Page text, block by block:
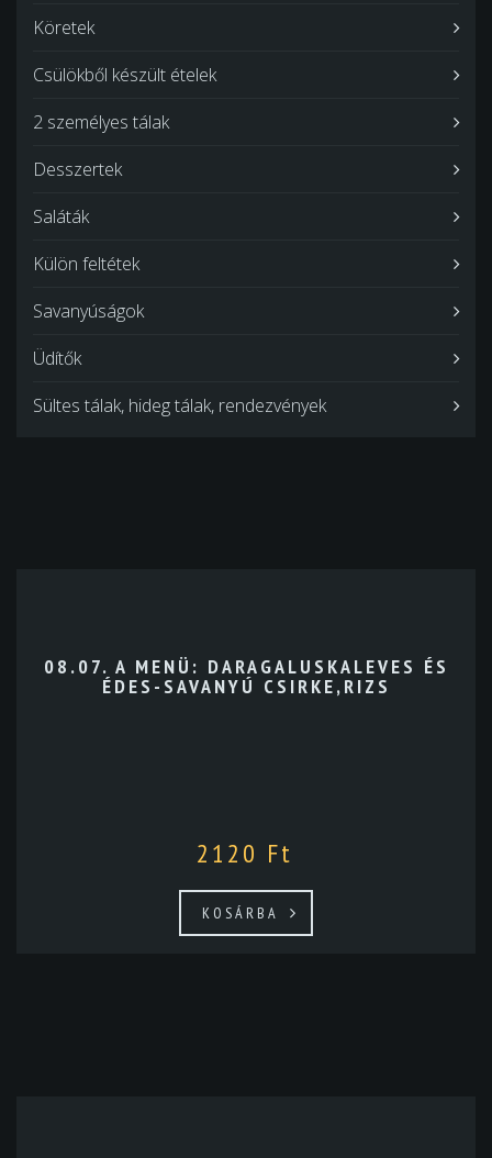
08.07. A MENÜ: DARAGALUSKALEVES ÉS
ÉDES-SAVANYÚ CSIRKE,RIZS
2120 Ft
KOSÁRBA
Köretek
Csülökből készült ételek
2 személyes tálak
Desszertek
Saláták
Külön feltétek
Savanyúságok
Üdítők
Sültes tálak, hideg tálak, rendezvények